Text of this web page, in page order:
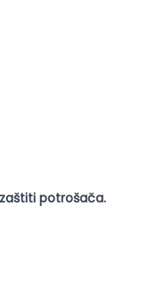
potrošača.